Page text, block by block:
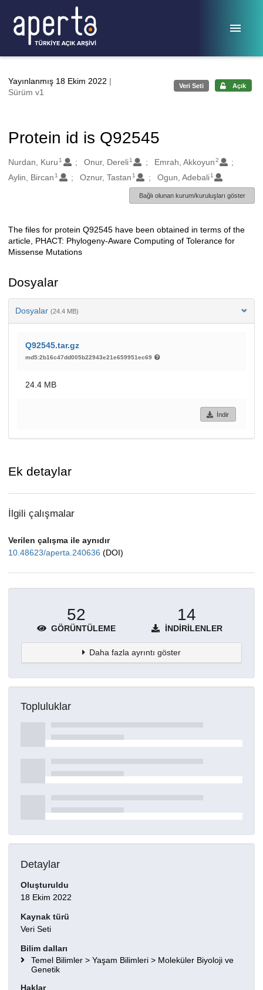
Yayınlanmış 18 Ekim 2022 |
Sürüm v1
Veri Seti Açık
Protein id is Q92545
Oluşturanlar
Nurdan, Kuru 1 Onur, Dereli 1 Emrah, Akkoyun2
Aylin, Bircan 1 Oznur, Tastan 1 Ogun, Adebali 1
Bağlı olunan kurum/kuruluşları göster
Açıklama
The files for protein Q92545 have been obtained in terms of the
article, PHACT: Phylogeny-Aware Computing of Tolerance for
Missense Mutations
Dosyalar
Dosyalar (24.4 MB)
Q92545.tar.gz
md5:2b16c47dd005b22943e21e659951ec69
24.4 MB
İndir
Ek detaylar
İlgili çalışmalar
Verilen çalışma ile aynıdır
10.48623/aperta.240636 (DOI)
52
GÖRÜNTÜLEME
14
İNDIRILENLER
Daha fazla ayrıntı göster
Topluluklar
Detaylar
Oluşturuldu
18 Ekim 2022
Kaynak türü
Veri Seti
Bilim dalları
Temel Bilimler > Yaşam Bilimleri > Moleküler Biyoloji ve
Genetik
Haklar